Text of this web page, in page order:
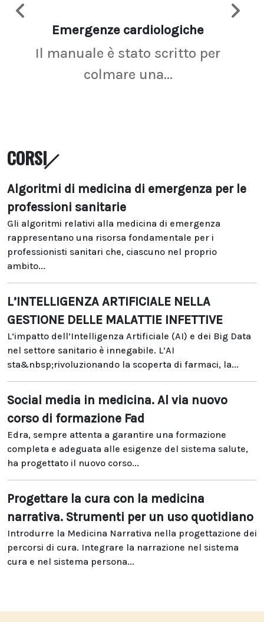
Emergenze cardiologiche
Il manuale è stato scritto per
colmare una...
CORSI
Algoritmi di medicina di emergenza per le
professioni sanitarie
Gli algoritmi relativi alla medicina di emergenza
rappresentano una risorsa fondamentale per i
professionisti sanitari che, ciascuno nel proprio
ambito...
L’INTELLIGENZA ARTIFICIALE NELLA
GESTIONE DELLE MALATTIE INFETTIVE
L’impatto dell’Intelligenza Artificiale (AI) e dei Big Data
nel settore sanitario è innegabile. L’AI
sta&nbsp;rivoluzionando la scoperta di farmaci, la...
Social media in medicina. Al via nuovo
corso di formazione Fad
Edra, sempre attenta a garantire una formazione
completa e adeguata alle esigenze del sistema salute,
ha progettato il nuovo corso...
Progettare la cura con la medicina
narrativa. Strumenti per un uso quotidiano
Introdurre la Medicina Narrativa nella progettazione dei
percorsi di cura. Integrare la narrazione nel sistema
cura e nel sistema persona...